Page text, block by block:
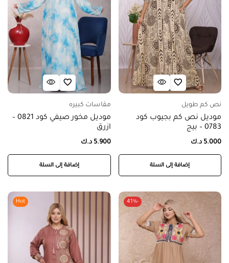
نص كم طويل
موديل نص كم بجيوب كود
0783 – بيج
5.000 د.ك
إضافة إلى السلة
مقاسات كبيره
موديل مخور صيفي كود 0821 –
ازرق
5.900 د.ك
إضافة إلى السلة
-41%
Hot